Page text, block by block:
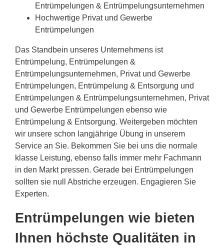
Entrümpelungen & Entrümpelungsunternehmen
Hochwertige Privat und Gewerbe
Entrümpelungen
Das Standbein unseres Unternehmens ist
Entrümpelung, Entrümpelungen &
Entrümpelungsunternehmen, Privat und Gewerbe
Entrümpelungen, Entrümpelung & Entsorgung und
Entrümpelungen & Entrümpelungsunternehmen, Privat
und Gewerbe Entrümpelungen ebenso wie
Entrümpelung & Entsorgung. Weitergeben möchten
wir unsere schon langjährige Übung in unserem
Service an Sie. Bekommen Sie bei uns die normale
klasse Leistung, ebenso falls immer mehr Fachmann
in den Markt pressen. Gerade bei Entrümpelungen
sollten sie null Abstriche erzeugen. Engagieren Sie
Experten.
Entrümpelungen wie bieten
Ihnen höchste Qualitäten in